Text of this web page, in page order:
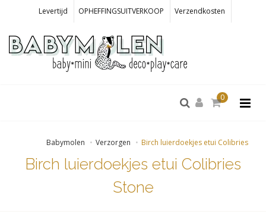
Levertijd OPHEFFINGSUITVERKOOP Verzendkosten
0
Babymolen Verzorgen Birch luierdoekjes etui Colibries
Birch luierdoekjes etui Colibries
Stone